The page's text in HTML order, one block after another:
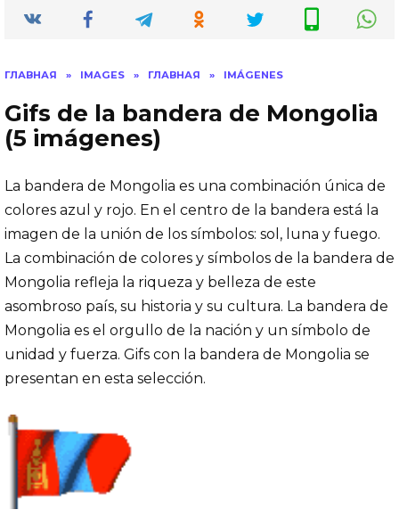
ГЛАВНАЯ » IMAGES » ГЛАВНАЯ » IMÁGENES
Gifs de la bandera de Mongolia
(5 imágenes)
La bandera de Mongolia es una combinación única de
colores azul y rojo. En el centro de la bandera está la
imagen de la unión de los símbolos: sol, luna y fuego.
La combinación de colores y símbolos de la bandera de
Mongolia refleja la riqueza y belleza de este
asombroso país, su historia y su cultura. La bandera de
Mongolia es el orgullo de la nación y un símbolo de
unidad y fuerza. Gifs con la bandera de Mongolia se
presentan en esta selección.